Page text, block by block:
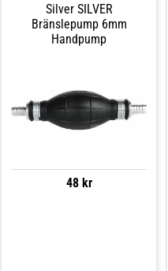
Silver SILVER
Bränslepump 6mm
Handpump
48 kr